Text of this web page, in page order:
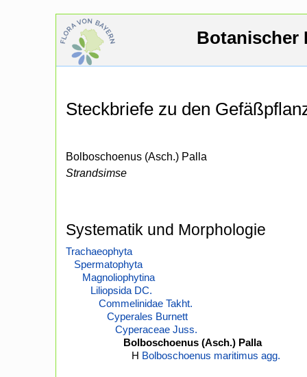
Botanischer
Steckbriefe zu den
Bolboschoenus (Asch.) Palla
Strandsimse
Systematik und Morphologie
Trachaeophyta
Spermatophyta
Magnoliophytina
Liliopsida DC.
Commelinidae Takht.
Cyperales Burnett
Cyperaceae Juss.
Bolboschoenus (Asch.) Palla
H Bolboschoenus maritimus agg.